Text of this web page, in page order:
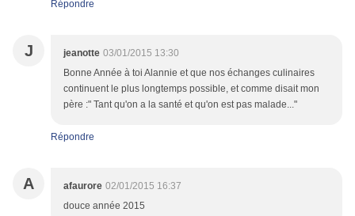
Répondre
J jeanotte 03/01/2015 13:30
Bonne Année à toi Alannie et que nos échanges culinaires
continuent le plus longtemps possible, et comme disait mon
père :" Tant qu'on a la santé et qu'on est pas malade..."
Répondre
A afaurore 02/01/2015 16:37
douce année 2015